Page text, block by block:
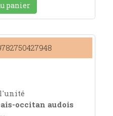
panier
l'unité
occitan audois